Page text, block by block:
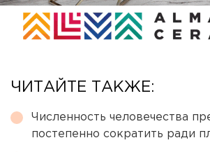
ЧИТАЙТЕ ТАКЖЕ:
Численность человечества
постепенно сократить ради